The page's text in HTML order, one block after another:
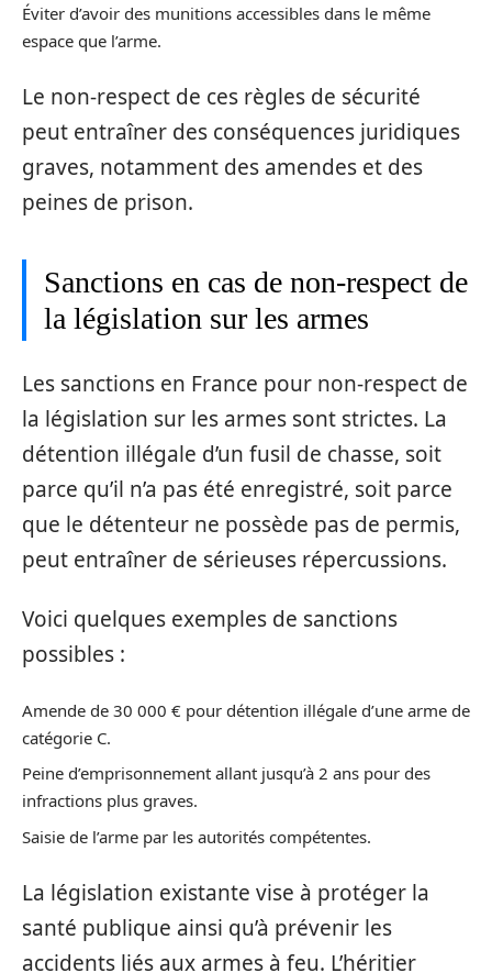
Éviter d’avoir des munitions accessibles dans le même
espace que l’arme.
Le non-respect de ces règles de sécurité
peut entraîner des conséquences juridiques
graves, notamment des amendes et des
peines de prison.
Sanctions en cas de non-respect de
la législation sur les armes
Les sanctions en France pour non-respect de
la législation sur les armes sont strictes. La
détention illégale d’un fusil de chasse, soit
parce qu’il n’a pas été enregistré, soit parce
que le détenteur ne possède pas de permis,
peut entraîner de sérieuses répercussions.
Voici quelques exemples de sanctions
possibles :
Amende de 30 000 € pour détention illégale d’une arme de
catégorie C.
Peine d’emprisonnement allant jusqu’à 2 ans pour des
infractions plus graves.
Saisie de l’arme par les autorités compétentes.
La législation existante vise à protéger la
santé publique ainsi qu’à prévenir les
accidents liés aux armes à feu. L’héritier